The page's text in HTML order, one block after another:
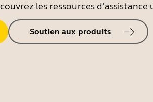
les ressources d'assistance
Soutien aux produits